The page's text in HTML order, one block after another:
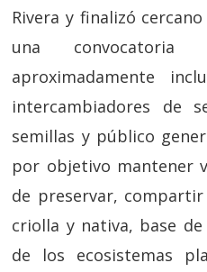
Rivera y finalizó
una
aproximadamente
intercambiadores de
semillas y público
por objetivo mantener
de preservar,
criolla y nativa, base
de los ecosistemas